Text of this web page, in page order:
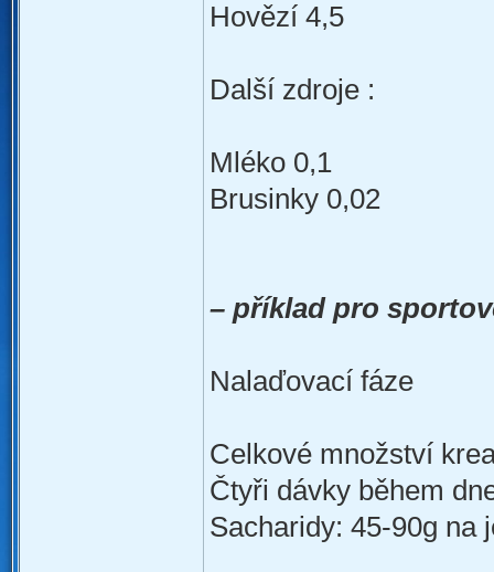
Hovězí 4,5
Další zdroje :
Mléko 0,1
Brusinky 0,02
– příklad pro
Nalaďovací fáze
Celkové množství
Čtyři dávky během
Sacharidy: 45-90g na